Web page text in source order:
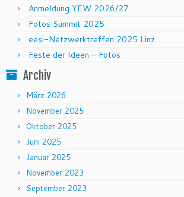
Anmeldung YEW 2026/27
Fotos Summit 2025
eesi-Netzwerktreffen 2025 Linz
Feste der Ideen – Fotos
Archiv
März 2026
November 2025
Oktober 2025
Juni 2025
Januar 2025
November 2023
September 2023